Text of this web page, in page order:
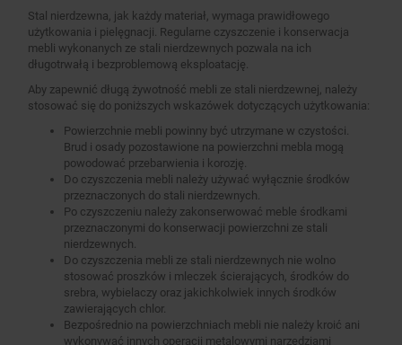
Stal nierdzewna, jak każdy materiał, wymaga prawidłowego
użytkowania i pielęgnacji. Regularne czyszczenie i konserwacja
mebli wykonanych ze stali nierdzewnych pozwala na ich
długotrwałą i bezproblemową eksploatację.
Aby zapewnić długą żywotność mebli ze stali nierdzewnej, należy
stosować się do poniższych wskazówek dotyczących użytkowania:
Powierzchnie mebli powinny być utrzymane w czystości.
Brud i osady pozostawione na powierzchni mebla mogą
powodować przebarwienia i korozję.
Do czyszczenia mebli należy używać wyłącznie środków
przeznaczonych do stali nierdzewnych.
Po czyszczeniu należy zakonserwować meble środkami
przeznaczonymi do konserwacji powierzchni ze stali
nierdzewnych.
Do czyszczenia mebli ze stali nierdzewnych nie wolno
stosować proszków i mleczek ścierających, środków do
srebra, wybielaczy oraz jakichkolwiek innych środków
zawierających chlor.
Bezpośrednio na powierzchniach mebli nie należy kroić ani
wykonywać innych operacji metalowymi narzędziami